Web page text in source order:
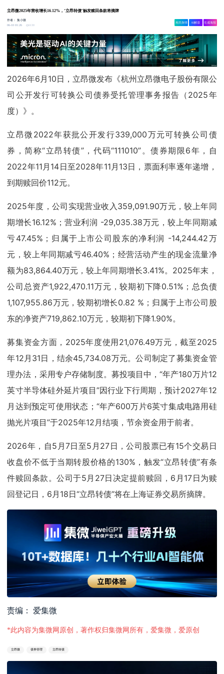
立昂微2025年营收增长16.12%，‘立昂转债’触发赎回条款将摘牌
作者：集小微
06-10 01:26
6130
相关舆情 AI解读 生成海报
2026年6月10日，立昂微发布《杭州立昂微电子股份有限公
司公开发行可转换公司债券受托管理事务报告（2025年
度）》。
立昂微2022年获批公开发行339,000万元可转换公司债
券，简称“立昂转债”，代码“111010”。债券期限6年，自
2022年11月14日至2028年11月13日，票面利率逐年递增，
到期赎回价112元。
2025年度，公司实现营业收入359,091.90万元，较上年同
期增长16.12%；营业利润 -29,035.38万元，较上年同期减
亏47.45%；归属于上市公司股东的净利润 -14,244.42万
元，较上年同期减亏46.40%；经营活动产生的现金流量净
额为83,864.40万元，较上年同期增长3.41%。2025年末，
公司总资产1,922,470.11万元，较期初下降0.51%；总负债
1,107,955.86万元，较期初增长0.82 %；归属于上市公司股
东的净资产719,862.10万元，较期初下降1.90%。
募集资金方面，2025年度使用21,076.49万元，截至2025
年12月31日，结余45,734.08万元。公司制定了募集资金管
理办法，采用专户存储制度。募投项目中，“年产180万片12
英寸半导体硅外延片项目”因行业下行周期，预计2027年12
月达到预定可使用状态；“年产600万片6英寸集成电路用硅
抛光片项目”于2025年12月结项，节余资金用于前者。
2026年，自5月7日至5月27日，公司股票已有15个交易日
收盘价不低于当期转股价格的130%，触发“立昂转债”有条
件赎回条款。公司于5月27日决定提前赎回，6月17日为赎
回登记日，6月18日“立昂转债”将在上海证券交易所摘牌。
责编： 爱集微
*此内容为集微网原创，著作权归集微网所有，爱集微，爱原创
立昂微 债券管理 立昂转债